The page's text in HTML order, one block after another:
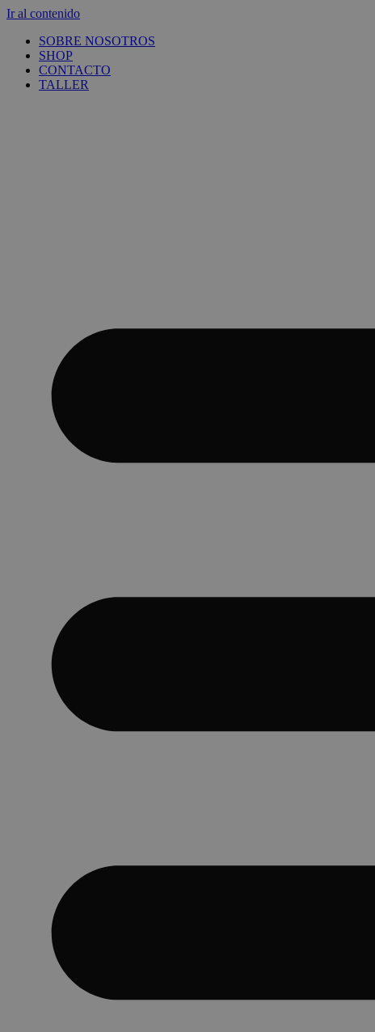
Ir al contenido
SOBRE NOSOTROS
SHOP
CONTACTO
TALLER